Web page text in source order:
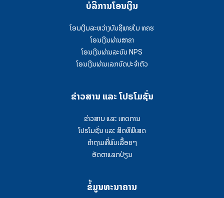
ບໍລິການໂອນເງິນ
ໂອນເງິນລະຫວ່າງບັນຊີພາຍໃນ ທຄຮ
ໂອນເງິນຜ່ານສາຂາ
ໂອນເງິນຜ່ານລະບົບ NPS
ໂອນເງິນຜ່ານເລກບັດປະຈຳຕົວ
ຂ່າວສານ ແລະ ໂປຣໂມຊັ່ນ
ຂ່າວສານ ແລະ ເຫດການ
ໂປຣໂມຊັ່ນ ແລະ ສິດທິພິເສດ
ຄໍາຖາມທີ່ພົບເລື້ອຍໆ
ອັດຕາແລກປ່ຽນ
ຂໍ້ມູນທະນາຄານ